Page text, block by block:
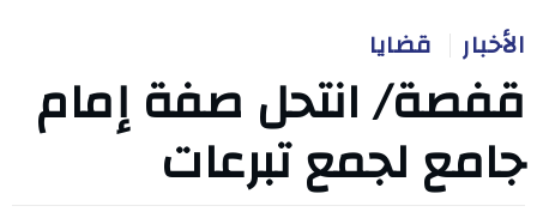
الأخبار قضايا
قفصة/ انتحل صفة إمام
جامع لجمع تبرعات